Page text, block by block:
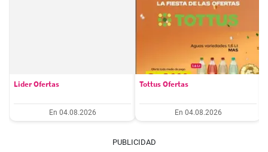
Lider Ofertas
En 04.08.2026
Tottus Ofertas
En 04.08.2026
PUBLICIDAD